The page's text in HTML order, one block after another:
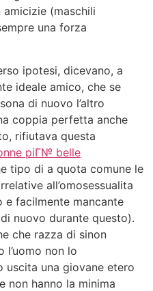
(maschili
una forza
ipotesi, dicevano, a
ideale amico, che se
di nuovo l’altro
coppia perfetta anche
rifiutava questa
piГ№ belle
tipo di a quota comune le
all’omosessualita
e facilmente mancante
nuovo durante questo).
che razza di sinon
non lo
uscita una giovane etero
non hanno la minima